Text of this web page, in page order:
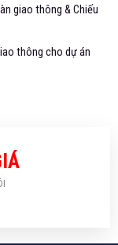
giao thông & Chiếu
thông cho dự án